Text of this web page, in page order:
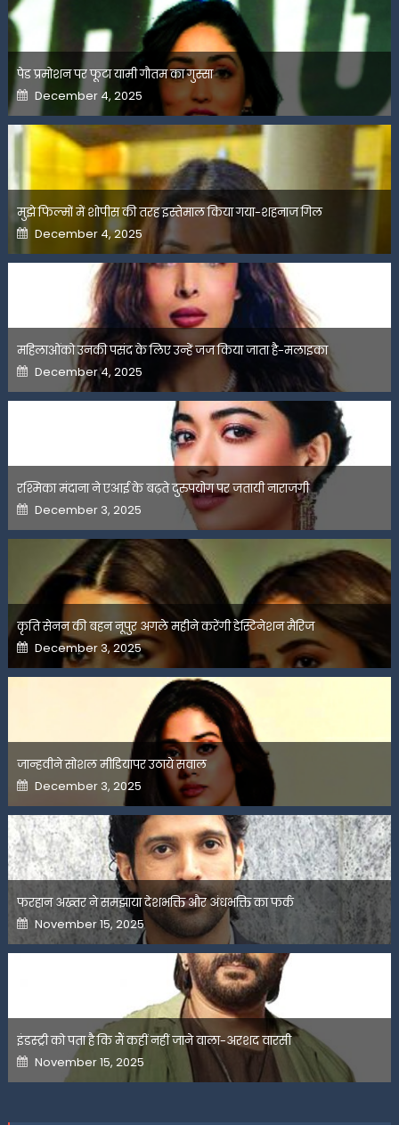
पेड प्रमोशन पर फूटा यामी गौतम का गुस्सा
Posted
on
December 4, 2025
मुझे फिल्मों में शोपीस की तरह इस्तेमाल किया गया-शहनाज गिल
Posted
on
December 4, 2025
महिलाओंको उनकी पसंद के लिए उन्हें जज किया जाता है-मलाइका
Posted
on
December 4, 2025
रश्मिका मंदाना ने एआई के बढ़ते दुरुपयोग पर जतायी नाराजगी
Posted
on
December 3, 2025
कृति सेनन की बहन नूपुर अगले महीने करेंगी डेस्टिनेशन मैरिज
Posted
on
December 3, 2025
जान्हवीने सोशल मीडियापर उठाये सवाल
Posted
on
December 3, 2025
फरहान अख्तर ने समझाया देशभक्ति और अंधभक्ति का फर्क
Posted
on
November 15, 2025
इंडस्ट्री को पता है कि मैं कहीं नहीं जाने वाला-अरशद वारसी
Posted
on
November 15, 2025